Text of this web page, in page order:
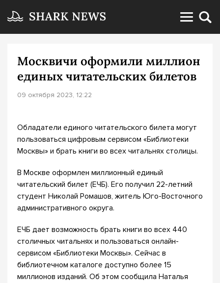
Москвичи оформили миллион
единых читательских билетов
09 октября 2023, 12:22
Обладатели единого читательского билета могут
пользоваться цифровым сервисом «Библиотеки
Москвы» и брать книги во всех читальнях столицы.
В Москве оформлен миллионный единый
читательский билет (ЕЧБ). Его получил 22-летний
студент Николай Ромашов, житель Юго-Восточного
административного округа.
ЕЧБ дает возможность брать книги во всех 440
столичных читальнях и пользоваться онлайн-
сервисом «Библиотеки Москвы». Сейчас в
библиотечном каталоге доступно более 15
миллионов изданий. Об этом сообщила Наталья